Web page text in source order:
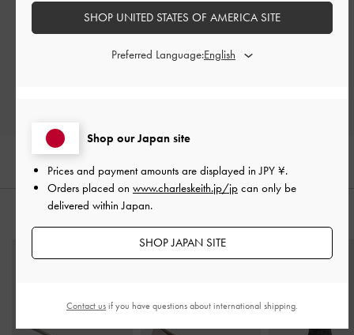
Let us know what you think
Shop our Japan site
Prices and payment amounts are displayed inJPY ¥.
Orders placed on www.charleskeith.jp/jp can only be
delivered within Japan.
SHOP JAPAN SITE
SHOP UNITED STATES OF AMERICA SITE
Preferred Language:
Contact usif you have questions about international shipping.